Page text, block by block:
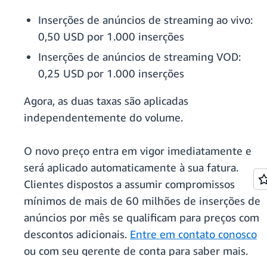
Inserções de anúncios de streaming ao vivo:
0,50 USD por 1.000 inserções
Inserções de anúncios de streaming VOD:
0,25 USD por 1.000 inserções
Agora, as duas taxas são aplicadas
independentemente do volume.
O novo preço entra em vigor imediatamente e
será aplicado automaticamente à sua fatura.
Clientes dispostos a assumir compromissos
mínimos de mais de 60 milhões de inserções de
anúncios por mês se qualificam para preços com
descontos adicionais. Entre em contato conosco
ou com seu gerente de conta para saber mais.